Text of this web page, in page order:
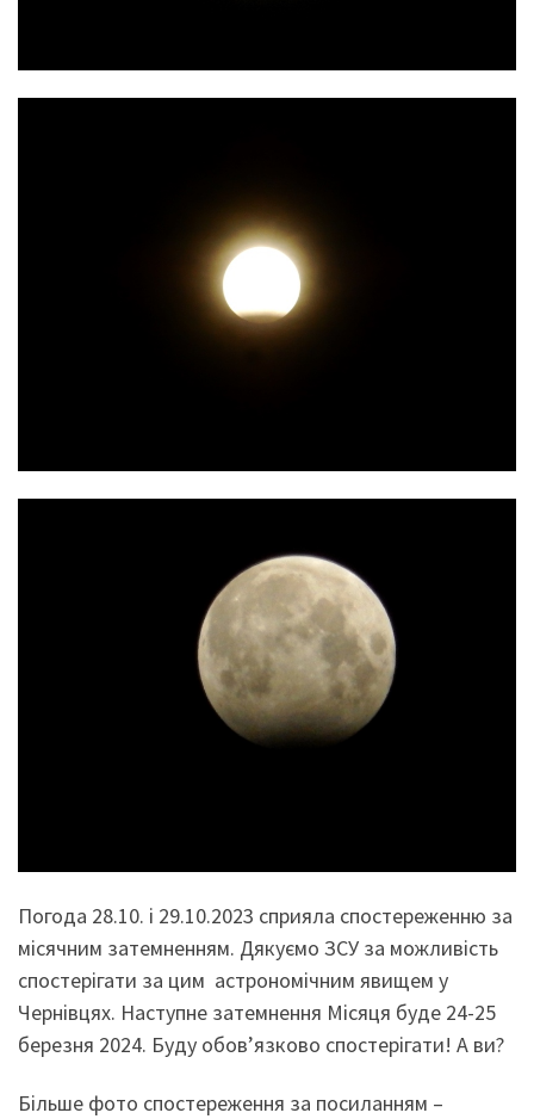
Погода 28.10. і 29.10.2023 сприяла спостереженню за
місячним затемненням. Дякуємо ЗСУ за можливість
спостерігати за цим астрономічним явищем у
Чернівцях. Наступне затемнення Місяця буде 24-25
березня 2024. Буду обов’язково спостерігати! А ви?
Більше фото спостереження за посиланням –